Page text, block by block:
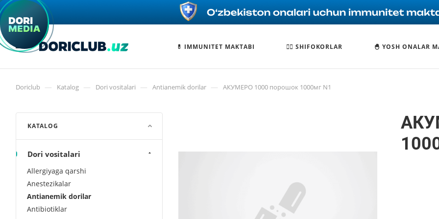
💊 IMMUNITET MAKTABI 🧑‍⚕️ SHIFOKORLAR 🐣 YOSH ONALAR
Doriclub — Katalog — Dori vositalari — Antianemik dorilar — АКУМЕРО 1000 порошок 1000мг N1
KATALOG
Dori vositalari
Allergiyaga qarshi
Anestezikalar
Antianemik dorilar
Antibiotiklar